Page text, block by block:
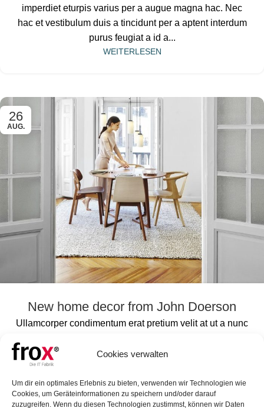
Cookies verwalten
Um dir ein optimales Erlebnis zu bieten, verwenden wir Technologien wie
Cookies, um Geräteinformationen zu speichern und/oder darauf
zuzugreifen. Wenn du diesen Technologien zustimmst, können wir Daten
imperdiet eturpis varius per a augue magna hac. Nec
hac et vestibulum duis a tincidunt per a aptent interdum
purus feugiat a id a...
WEITERLESEN
26
AUG.
New home decor from John Doerson
Ullamcorper condimentum erat pretium velit at ut a nunc
molestie lacinia rhoncus. Nisi a diamida himenaeos
WEITERLESEN